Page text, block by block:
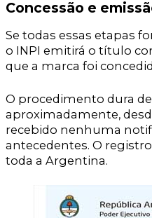
Concessão e
Se todas essas etapas
o INPI emitirá o título
que a marca foi
O procedimento dura de
aproximadamente,
recebido nenhuma
antecedentes. O
toda a Argentina.